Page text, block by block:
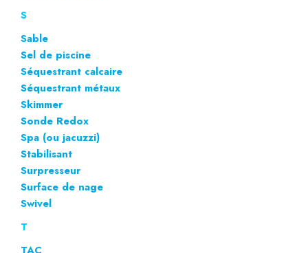
S
Sable
Sel de piscine
Séquestrant calcaire
Séquestrant métaux
Skimmer
Sonde Redox
Spa (ou jacuzzi)
Stabilisant
Surpresseur
Surface de nage
Swivel
T